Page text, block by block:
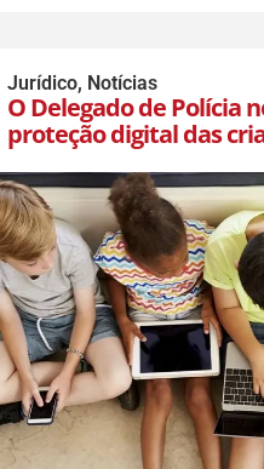
Jurídico, Notícias
O Delegado de Polícia
proteção digital das